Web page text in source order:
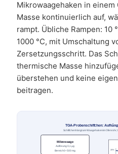
Mikrowaagehaken in
Masse kontinuierlich auf,
rampt. Übliche Rampen: 10
1000 °C, mit Umschaltung
Zersetzungsschritt. Das
thermische Masse
überstehen und keine
beitragen.
TGA-Probenschiffchen:
Schiffchen hängt am Waagehaken im
Mikrowaage
Auflösung 0,1 µg
Bereich 0–500 mg
20%